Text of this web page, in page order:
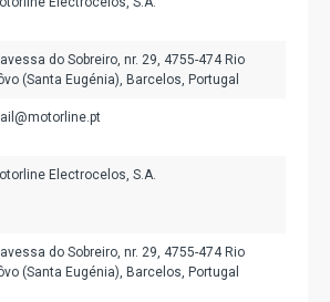
do Sobreiro, nr. 29, 4755-474 Rio
(Santa Eugénia), Barcelos, Portugal
Electrocelos, S.A.
do Sobreiro, nr. 29, 4755-474 Rio
(Santa Eugénia), Barcelos, Portugal